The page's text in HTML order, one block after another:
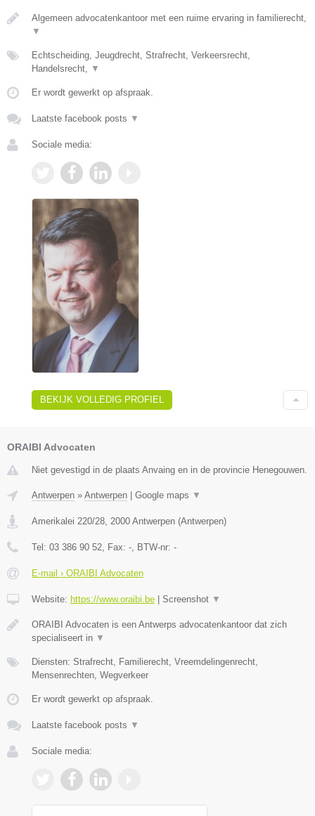
Algemeen advocatenkantoor met een ruime ervaring in familierecht,
▼
Echtscheiding, Jeugdrecht, Strafrecht, Verkeersrecht,
Handelsrecht,
▼
Er wordt gewerkt op afspraak.
Laatste facebook posts ▼
Sociale media:
BEKIJK VOLLEDIG PROFIEL
ORAIBI Advocaten
Niet gevestigd in de plaats Anvaing en in de provincie Henegouwen.
Antwerpen » Antwerpen | Google maps ▼
Amerikalei 220/28 2000 Antwerpen (Antwerpen)
Tel: 03 386 90 52 , Fax: - , BTW-nr: -
E-mail › ORAIBI Advocaten
Website: https://www.oraibi.be | Screenshot ▼
ORAIBI Advocaten is een Antwerps advocatenkantoor dat zich
specialiseert in ▼
Diensten: Strafrecht, Familierecht, Vreemdelingenrecht,
Mensenrechten, Wegverkeer
Er wordt gewerkt op afspraak.
Laatste facebook posts ▼
Sociale media: